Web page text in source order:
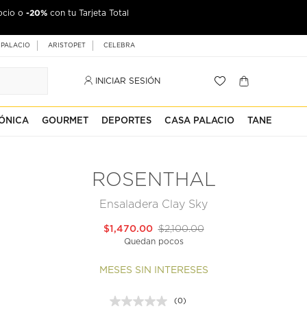
o -20% con tu Tarjeta Total
ARISTOPET CELEBRA
INICIAR SESIÓN
GOURMET DEPORTES CASA PALACIO TANE
ROSENTHAL
Ensaladera Clay Sky
$2,100.00
$1,470.00
Quedan pocos
MESES SIN INTERESES
Sin
(0)